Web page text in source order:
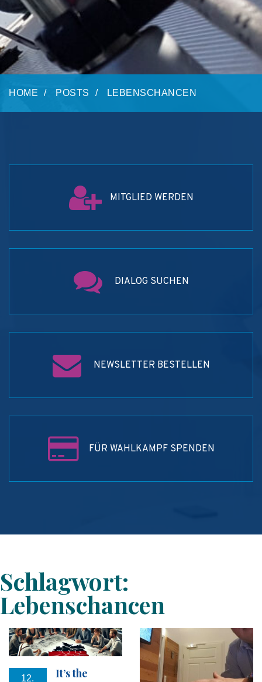
HOME POSTS LEBENSCHANCEN
MITGLIED WERDEN
DIALOG SUCHEN
NEWSLETTER BESTELLEN
FÜR WAHLKAMPF SPENDEN
Schlagwort:
Lebenschancen
12.
It’s the